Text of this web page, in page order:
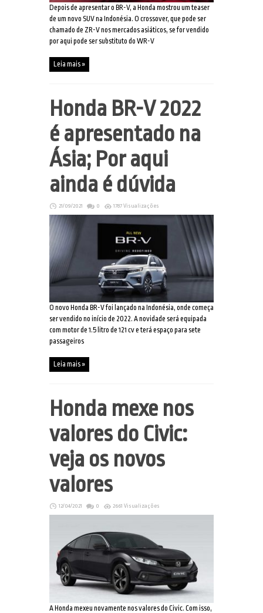
Depois de apresentar o BR-V, a Honda mostrou um teaser
de um novo SUV na Indonésia. O crossover, que pode ser
chamado de ZR-V nos mercados asiáticos, se for vendido
por aqui pode ser substituto do WR-V
Leia mais »
Honda BR-V 2022
é apresentado na
Ásia; Por aqui
ainda é dúvida
21/09/2021 0 1787 Visualizações
O novo Honda BR-V foi lançado na Indonésia, onde começa
ser vendido no início de 2022. A novidade será equipada
com motor de 1.5 litro de 121 cv e terá espaço para sete
passageiros
Leia mais »
Honda mexe nos
valores do Civic:
veja os novos
valores
12/04/2021 0 2661 Visualizações
A Honda mexeu novamente nos valores do Civic. Com isso,